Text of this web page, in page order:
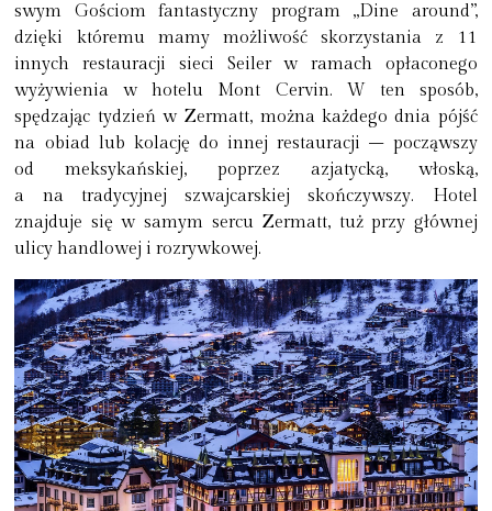
swym Gościom fantastyczny program „Dine around”,
dzięki któremu mamy możliwość skorzystania z 11
innych restauracji sieci Seilerw ramach opłaconego
wyżywienia w hotelu Mont Cervin. W ten sposób,
spędzając tydzień w Zermatt, można każdego dnia pójść
na obiad lub kolację do innej restauracji – począwszy
od meksykańskiej, poprzez azjatycką, włoską,
a na tradycyjnej szwajcarskiej skończywszy. Hotel
znajduje się w samym sercu Zermatt, tuż przy głównej
ulicy handlowej i rozrywkowej.